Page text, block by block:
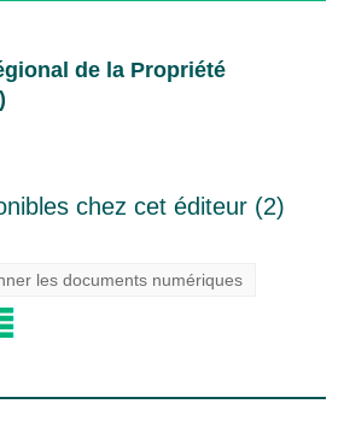
de la Propriété
chez cet éditeur (2)
les documents numériques